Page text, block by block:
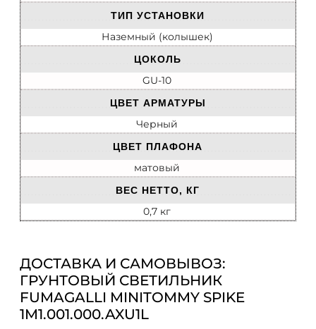
ТИП УСТАНОВКИ
Наземный (колышек)
ЦОКОЛЬ
GU-10
ЦВЕТ АРМАТУРЫ
Черный
ЦВЕТ ПЛАФОНА
матовый
ВЕС НЕТТО, КГ
0,7 кг
ДОСТАВКА И САМОВЫВОЗ:
ГРУНТОВЫЙ СВЕТИЛЬНИК
FUMAGALLI MINITOMMY SPIKE
1M1.001.000.AXU1L